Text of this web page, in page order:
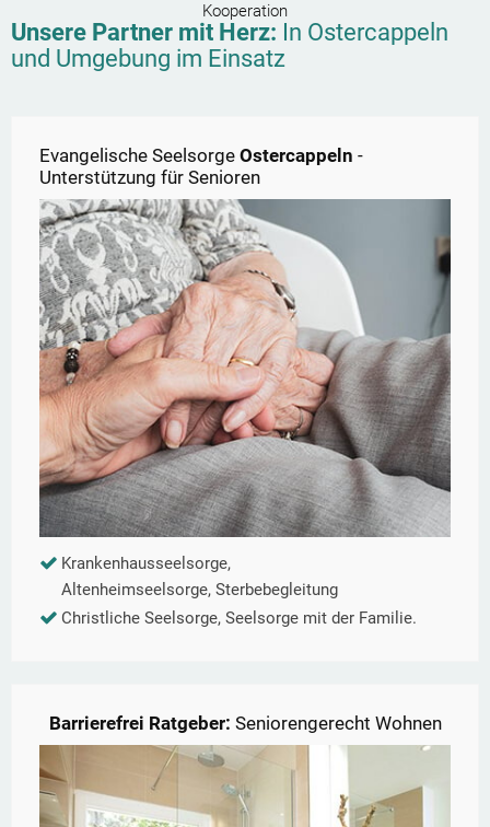
Kooperation
Unsere Partner mit Herz: In Ostercappeln
und Umgebung im Einsatz
Evangelische Seelsorge Ostercappeln -
Unterstützung für Senioren
Krankenhausseelsorge,
Altenheimseelsorge, Sterbebegleitung
Christliche Seelsorge, Seelsorge mit der Familie.
Barrierefrei Ratgeber: Seniorengerecht Wohnen